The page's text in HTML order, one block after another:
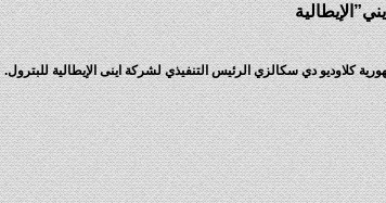
كلاوديو دي سكالزي الرئيس التنفيذي لشركة اينى الإيطالية للبترول.